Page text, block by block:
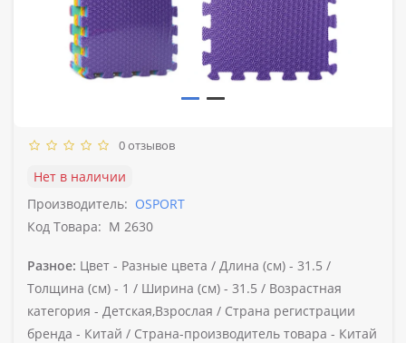
0 отзывов
Нет в наличии
Производитель: OSPORT
Код Товара: M 2630
Разное: Цвет - Разные цвета / Длина (см) - 31.5 /
Толщина (см) - 1 / Ширина (см) - 31.5 / Возрастная
категория - Детская,Взрослая / Страна регистрации
бренда - Китай / Страна-производитель товара - Китай